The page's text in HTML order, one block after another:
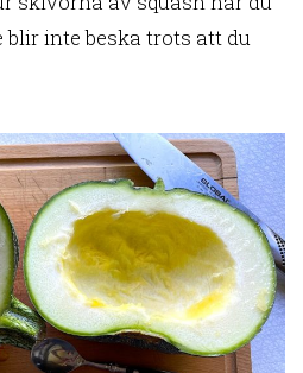
blir inte beska trots att du